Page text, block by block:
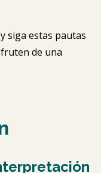
siga estas pautas
de una